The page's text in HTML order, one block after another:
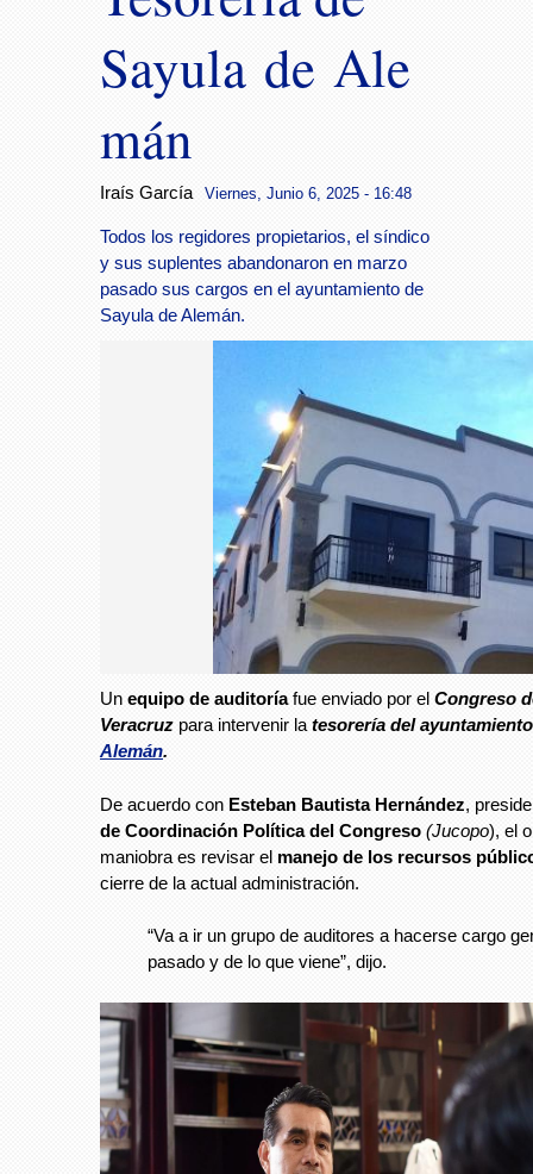
Sayula de Ale
mán
Iraís García Viernes, Junio 6, 2025 - 16:48
Todos los regidores propietarios, el síndico
y sus suplentes abandonaron en marzo
pasado sus cargos en el ayuntamiento de
Sayula de Alemán.
Un equipo de auditoríafue enviado por el Congreso
Veracruz para intervenir la tesorería del
Alemán.
De acuerdo con Esteban Bautista Hernández,
de Coordinación Política del Congreso (Jucopo), el
maniobra es revisar el manejo de los recursos
cierre de la actual administración.
“Va a ir un grupo de auditores a hacerse cargo
pasado y de lo que viene”, dijo.